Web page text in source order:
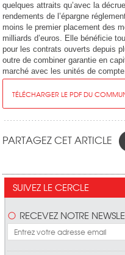
quelques attraits qu’avec la
rendements de l’épargne
moins le premier placement des
milliards d’euros. Elle bénéficie
pour les contrats ouverts depuis
outre de combiner garantie en
marché avec les unités de
TÉLÉCHARGER LE PDF DU
PARTAGEZ CET ARTICLE
SUIVEZ LE CERCLE
RECEVEZ NOTRE